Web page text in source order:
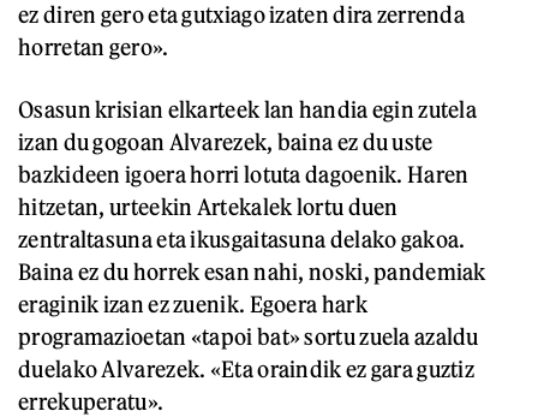
ez diren gero eta gutxiago izaten dira zerrenda
horretan gero».
Osasun krisian elkarteek lan handia egin zutela
izan du gogoan Alvarezek, baina ez du uste
bazkideen igoera horri lotuta dagoenik. Haren
hitzetan, urteekin Artekalek lortu duen
zentraltasuna eta ikusgaitasuna delako gakoa.
Baina ez du horrek esan nahi, noski, pandemiak
eraginik izan ez zuenik. Egoera hark
programazioetan «tapoi bat» sortu zuela azaldu
duelako Alvarezek. «Eta oraindik ez gara guztiz
errekuperatu».